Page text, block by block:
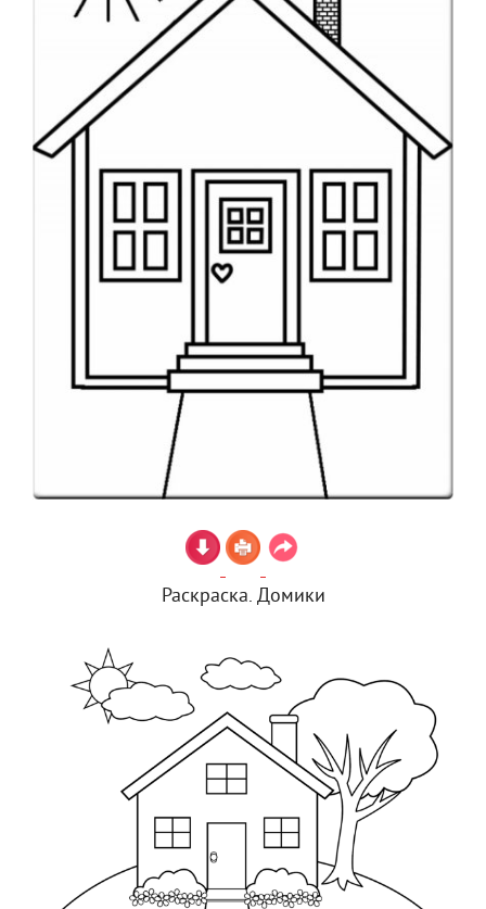
Раскраска. Домики